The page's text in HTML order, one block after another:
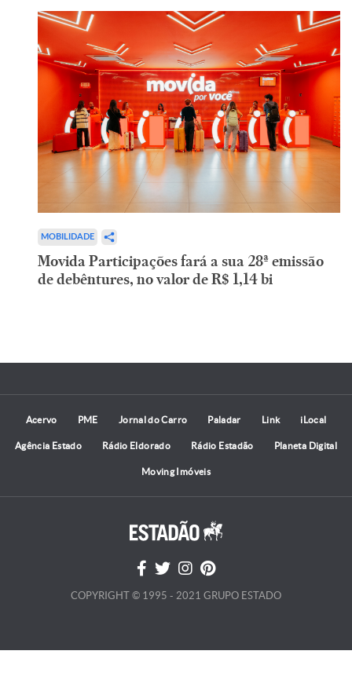
MOBILIDADE
Movida Participações fará a sua 28ª emissão
de debêntures, no valor de R$ 1,14 bi
Acervo PME Jornal do Carro Paladar Link iLocal
Agência Estado Rádio Eldorado Rádio Estadão Planeta Digital
Moving Imóveis
COPYRIGHT © 1995 - 2021 GRUPO ESTADO